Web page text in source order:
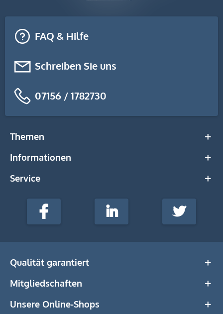
FAQ & Hilfe
Schreiben Sie uns
07156 / 1782730
Themen
Informationen
Service
stempel-
Media
Facebook LinkedIn Twitter
Qualität garantiert
Mitgliedschaften
Unsere Online-Shops